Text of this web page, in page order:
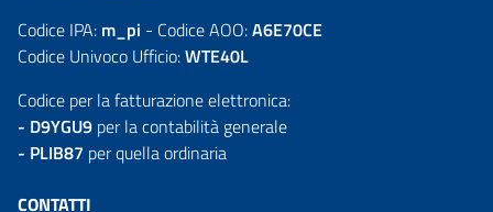
Codice IPA: m_pi - Codice AOO:A6E70CE
Codice Univoco Ufficio:WTE40L
Codice per la fatturazione elettronica:
- D9YGU9 per la contabilità generale
- PLIB87 per quella ordinaria
CONTATTI